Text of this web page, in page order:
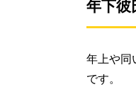
年下
年上や同
です。